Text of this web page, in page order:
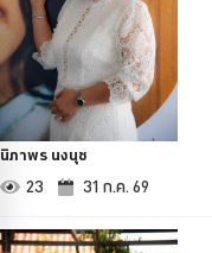
นิภาพร นงนุช
23 31 ก.ค. 69